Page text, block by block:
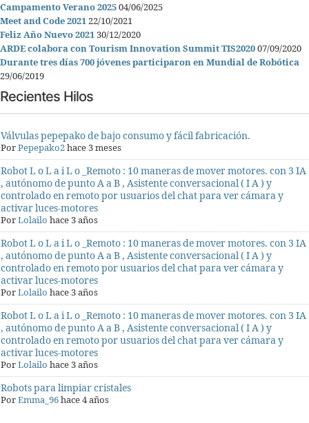
Campamento Verano 202504/06/2025
Meet and Code 202122/10/2021
Feliz Año Nuevo 202130/12/2020
ARDE colabora con Tourism Innovation Summit TIS202007/09/2020
Durante tres días 700 jóvenes participaron en Mundial de Robótica
29/06/2019
Recientes Hilos
Válvulas pepepako de bajo consumo y fácil fabricación.
PorPepepako2hace 3 meses
Robot L o L a i L o _Remoto : 10 maneras de mover motores. con 3 IA
, autónomo de punto A a B , Asistente conversacional ( I A ) y
controlado en remoto por usuarios del chat para ver cámara y
activar luces-motores
PorLolailo hace 3 años
Robot L o L a i L o _Remoto : 10 maneras de mover motores. con 3 IA
, autónomo de punto A a B , Asistente conversacional ( I A ) y
controlado en remoto por usuarios del chat para ver cámara y
activar luces-motores
PorLolailo hace 3 años
Robot L o L a i L o _Remoto : 10 maneras de mover motores. con 3 IA
, autónomo de punto A a B , Asistente conversacional ( I A ) y
controlado en remoto por usuarios del chat para ver cámara y
activar luces-motores
PorLolailo hace 3 años
Robots para limpiar cristales
PorEmma_96hace 4 años